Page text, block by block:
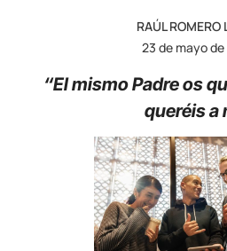
RAÚL ROMERO
23 de mayo
“El mismo Padre os
queréis a